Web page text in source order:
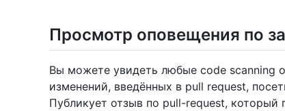
Просмотр оповещения по
Вы можете увидеть любые code scanning
изменений, введённых в pull request,
Публикует отзыв по pull-request,